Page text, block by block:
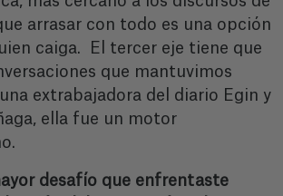
arrasar con todo es una opción
caiga. El tercer eje tiene que
que mantuvimos
extrabajadora del diario Egin y
ella fue un motor
desafío que enfrentaste